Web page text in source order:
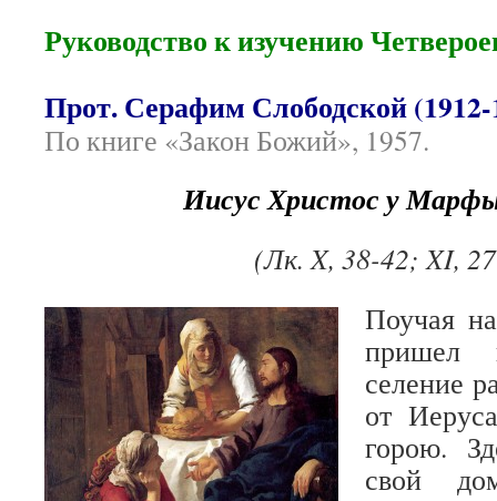
Руководство к изучению
Прот. Серафим Слободской (1912-
По книге «Закон Божий», 1957.
Иисус Христос у
(Лк. X, 38-42; XI,
Поучая
селение
от
горою.
свой